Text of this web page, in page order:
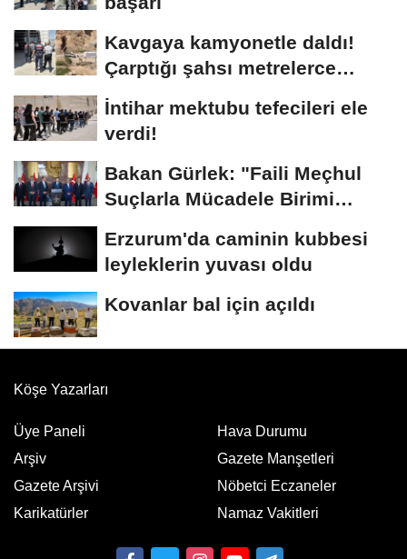
Kavgaya kamyonetle daldı!
Çarptığı şahsı metrelerce
sürükledi
İntihar mektubu tefecileri ele
verdi!
Bakan Gürlek: "Faili Meçhul
Suçlarla Mücadele Birimi
Erzurum'da caminin kubbesi
leyleklerin yuvası oldu
Kovanlar bal için açıldı
Köşe Yazarları
Üye Paneli
Arşiv
Gazete Arşivi
Karikatürler
Hava Durumu
Gazete Manşetleri
Nöbetci Eczaneler
Namaz Vakitleri